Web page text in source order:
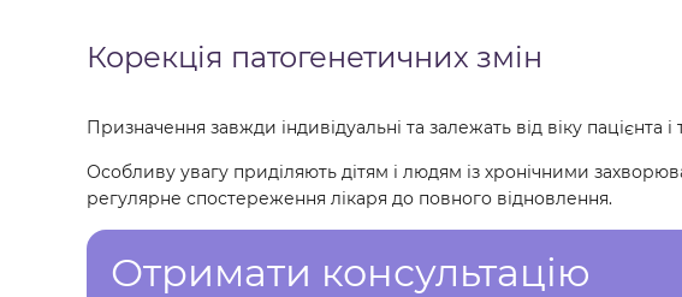
Корекція патогенетичних змін
Призначення завжди індивідуальні та залежать від віку пацієнта
Особливу увагу приділяють дітям і людям із хронічними
регулярне спостереження лікаря до повного відновлення.
Отримати консультацію